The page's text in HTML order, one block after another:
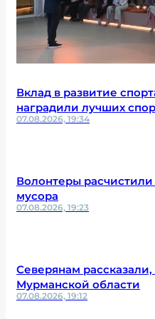
Вклад в развитие
наградили лучших
07.08.2026, 19:34
Волонтеры
мусора
07.08.2026, 19:23
Северянам рассказали,
Мурманской области
07.08.2026, 19:12